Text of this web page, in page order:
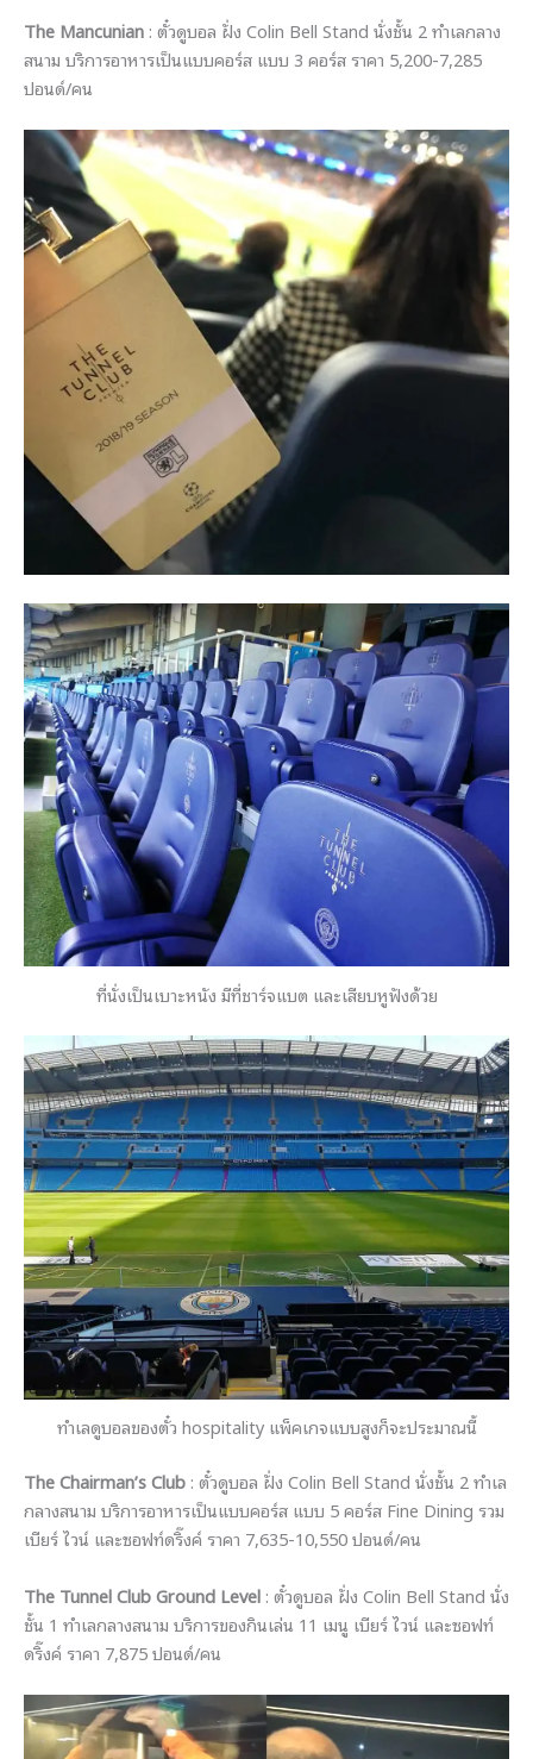
The Mancunian : ตั๋วดูบอล ฝั่ง Colin Bell Stand นั่งชั้น 2 ทำเลกลาง
สนาม บริการอาหารเป็นแบบคอร์ส แบบ 3 คอร์ส ราคา 5,200-7,285
ปอนด์/คน
ที่นั่งเป็นเบาะหนัง มีที่ชาร์จแบต และเสียบหูฟังด้วย
ทำเลดูบอลของตั๋ว hospitality แพ็คเกจแบบสูงก็จะประมาณนี้
The Chairman’s Club : ตั๋วดูบอล ฝั่ง Colin Bell Stand นั่งชั้น 2 ทำเล
กลางสนาม บริการอาหารเป็นแบบคอร์ส แบบ 5 คอร์ส Fine Dining รวม
เบียร์ ไวน์ และซอฟท์ดริ๊งค์ ราคา 7,635-10,550 ปอนด์/คน
The Tunnel Club Ground Level : ตั๋วดูบอล ฝั่ง Colin Bell Stand นั่ง
ชั้น 1 ทำเลกลางสนาม บริการของกินเล่น 11 เมนู เบียร์ ไวน์ และซอฟท์
ดริ๊งค์ ราคา 7,875 ปอนด์/คน